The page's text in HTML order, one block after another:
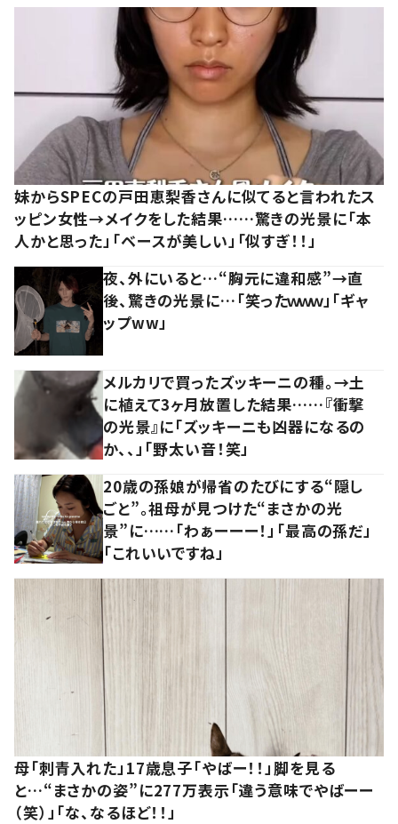
妹からSPECの戸田恵梨香さんに似てると言われたス
ッピン女性→メイクをした結果……驚きの光景に「本
人かと思った」「ベースが美しい」「似すぎ！！」
夜、外にいると…“胸元に違和感”→直
後、驚きの光景に…「笑ったｗｗｗ」「ギャ
ップww」
メルカリで買ったズッキーニの種。→土
に植えて3ヶ月放置した結果……『衝撃
の光景』に「ズッキーニも凶器になるの
か、、」「野太い音！笑」
20歳の孫娘が帰省のたびにする“隠し
ごと”。祖母が見つけた“まさかの光
景”に……「わぁーーー！」「最高の孫だ」
「これいいですね」
母「刺青入れた」17歳息子「やばー！！」脚を見る
と…“まさかの姿”に277万表示「違う意味でやばーー
（笑）」「な、なるほど！！」